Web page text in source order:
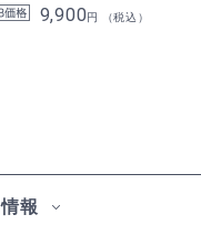
9,900円 （税込）
報